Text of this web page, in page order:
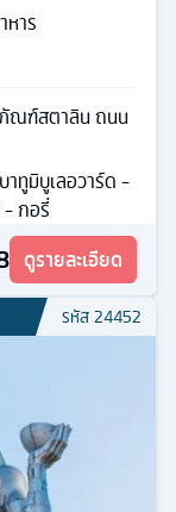
าร
ณฑ์สตาลิน ถนน
าทูมิบูเลอวาร์ด -
- กอรี่
ดูรายละเอียด
รหัส24452